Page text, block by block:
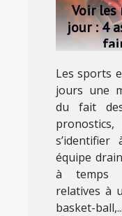
Voir les
jour : 4
Les sports
jours une
du fait
équipe
à temps
relatives à
basket-ball,...